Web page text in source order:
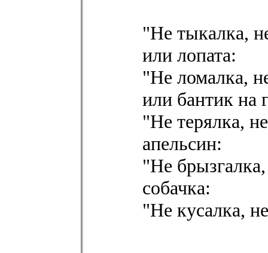
"Не тыкалка,
или лопата:
"Не ломалка,
или бантик на
"Не терялка,
апельсин:
"Не
собачка:
"Не кусалка,